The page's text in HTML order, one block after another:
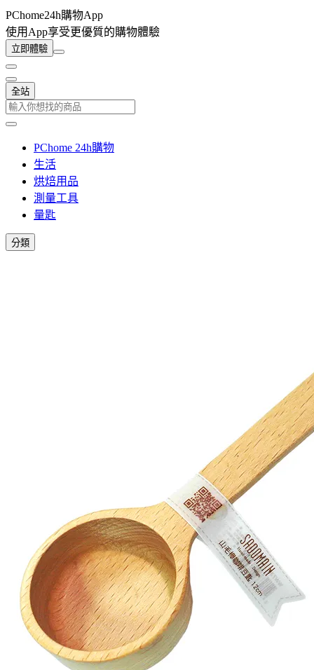
PChome24h購物App
使用App享受更優質的購物體驗
立即體驗
全站
PChome 24h購物
生活
烘焙用品
測量工具
量匙
分類